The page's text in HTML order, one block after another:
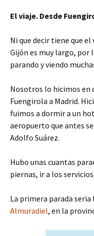
El viaje. Desde
Ni que decir tiene que
Gijón es muy largo, por
parando y viendo
Nosotros lo hicimos en
Fuengirola a Madrid.
fuimos a dormir a un
aeropuerto que antes
Adolfo Suárez.
Hubo unas cuantas
piernas, ir a los
La primera parada
Almuradiel, en la